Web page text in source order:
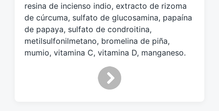
resina de incienso indio, extracto de rizoma
de cúrcuma, sulfato de glucosamina, papaína
de papaya, sulfato de condroitina,
metilsulfonilmetano, bromelina de piña,
mumio, vitamina C, vitamina D, manganeso.